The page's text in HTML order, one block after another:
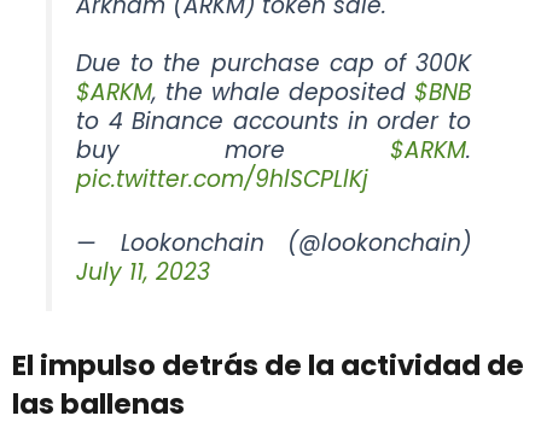
Due to the purchase cap of 300K
$ARKM, the whale deposited $BNB
to 4 Binance accounts in order to
buy more $ARKM.
pic.twitter.com/9hlSCPLlKj
— Lookonchain (@lookonchain)
July 11, 2023
El impulso detrás de la actividad de
las ballenas